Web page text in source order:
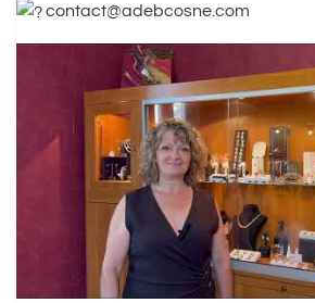
contact@adebcosne.com